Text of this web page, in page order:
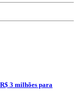
3 milhões para